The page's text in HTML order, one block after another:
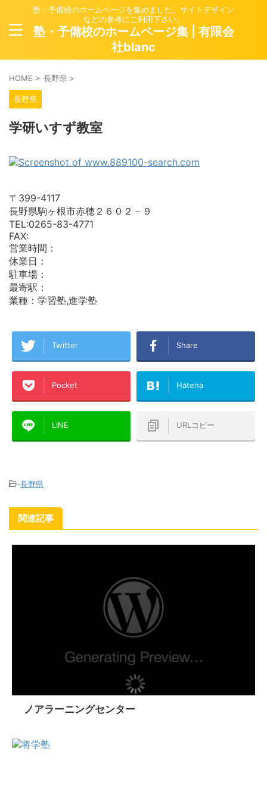
塾・予備校のホームページを集めました。サイトデザイン
などの参考にご利用下さい。
塾・予備校のホームページ集 | 有限会
社blanc
HOME > 長野県 >
長野県
学研いすず教室
〒399-4117
長野県駒ヶ根市赤穂２６０２－９
TEL:0265-83-4771
FAX:
営業時間：
休業日：
駐車場：
最寄駅：
業種：学習塾,進学塾
Twitter Share
Pocket Hatena
LINE URLコピー
-長野県
関連記事
ノアラーニングセンター